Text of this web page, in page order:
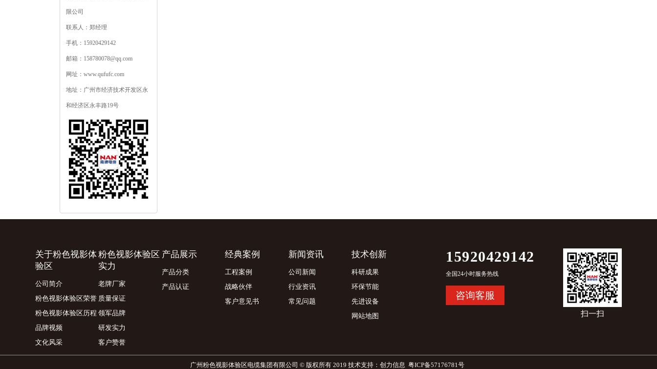
限公司
联系人：郑经理
手机：15920429142
邮箱：158780078@qq.com
网址：www.qufufc.com
地址：广州市经济技术开发区永
和经济区永丰路19号
关于粉色视影体
验区
公司简介
粉色视影体验区荣誉
粉色视影体验区历程
品牌视频
文化风采
粉色视影体验区
实力
老牌厂家
质量保证
领军品牌
研发实力
客户赞誉
产品展示
产品分类
产品认证
经典案例
工程案例
战略伙伴
客户意见书
新闻资讯
公司新闻
行业资讯
常见问题
技术创新
科研成果
环保节能
先进设备
网站地图
15920429142
全国24小时服务热线
咨询客服
扫一扫
广州粉色视影体验区电缆集团有限公司 © 版权所有 2019 技术支持：创力信息 粤ICP备57176781号